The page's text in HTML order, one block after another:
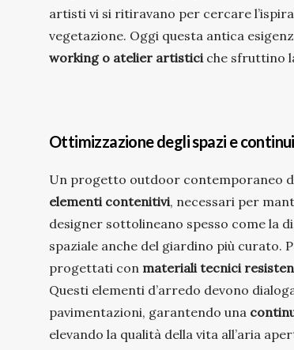
artisti vi si ritiravano per cercare
vegetazione. Oggi questa antica
working o atelier artistici che sfruttino
Ottimizzazione degli spazi e
Un progetto outdoor contemporaneo
elementi contenitivi, necessari per
designer sottolineano spesso come la
spaziale anche del giardino più curato.
progettati con materiali tecnici
Questi elementi d’arredo devono
pavimentazioni, garantendo una
elevando la qualità della vita all’aria